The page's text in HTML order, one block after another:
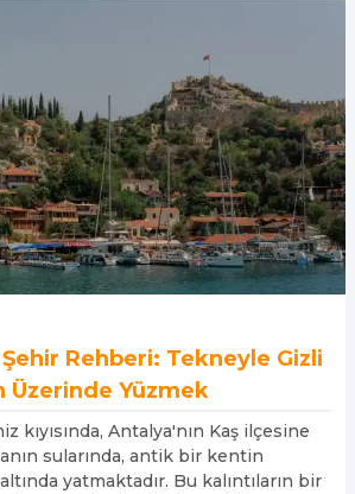
Rehberi: Tekneyle Gizli
Üzerinde Yüzmek
kıyısında, Antalya'nın Kaş ilçesine
sularında, antik bir kentin
yatmaktadır. Bu kalıntıların bir